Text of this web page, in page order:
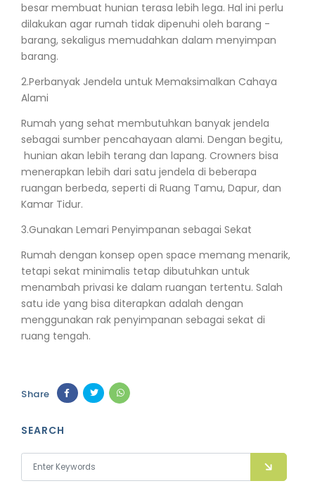
besar membuat hunian terasa lebih lega. Hal ini perlu
dilakukan agar rumah tidak dipenuhi oleh barang -
barang, sekaligus memudahkan dalam menyimpan
barang.
2.Perbanyak Jendela untuk Memaksimalkan Cahaya
Alami
Rumah yang sehat membutuhkan banyak jendela
sebagai sumber pencahayaan alami. Dengan begitu,
hunian akan lebih terang dan lapang. Crowners bisa
menerapkan lebih dari satu jendela di beberapa
ruangan berbeda, seperti di Ruang Tamu, Dapur, dan
Kamar Tidur.
3.Gunakan Lemari Penyimpanan sebagai Sekat
Rumah dengan konsep open space memang menarik,
tetapi sekat minimalis tetap dibutuhkan untuk
menambah privasi ke dalam ruangan tertentu. Salah
satu ide yang bisa diterapkan adalah dengan
menggunakan rak penyimpanan sebagai sekat di
ruang tengah.
Share
SEARCH